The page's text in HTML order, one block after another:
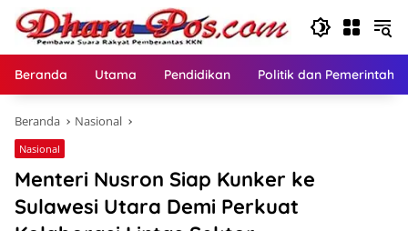
Langsung
konten
Beranda Utama Pendidikan Politik dan
Beranda Nasional
Nasional
Menteri Nusron Siap Kunker ke
Sulawesi Utara Demi Perkuat